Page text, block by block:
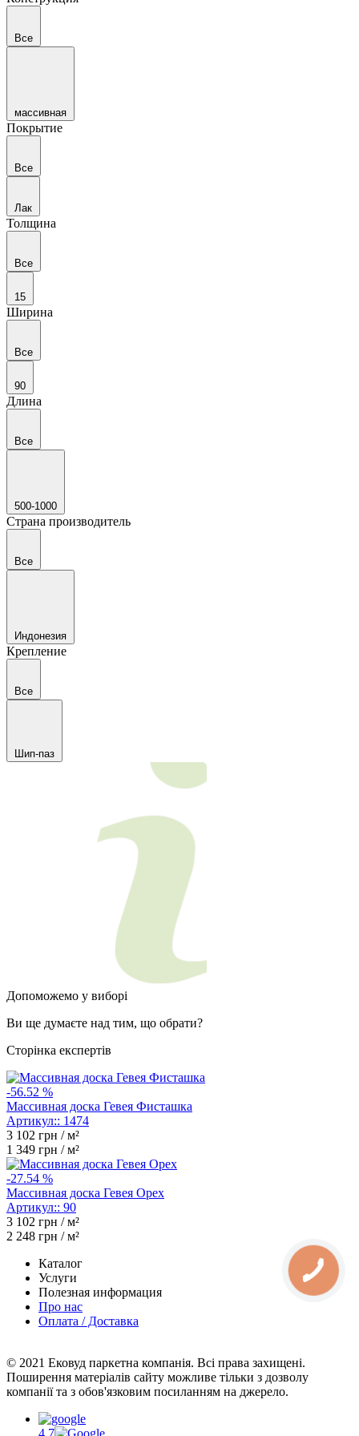
Все
массивная
Покрытие
Все
Лак
Толщина
Все
15
Ширина
Все
90
Длина
Все
500-1000
Страна производитель
Все
Индонезия
Крепление
Все
Шип-паз
Допоможемо у виборі
Ви ще думаєте над тим, що обрати?
Сторінка експертів
-56.52 %
Массивная доска Гевея Фисташка
Артикул:: 1474
3 102 грн / м²
1 349 грн / м²
-27.54 %
Массивная доска Гевея Орех
Артикул:: 90
3 102 грн / м²
2 248 грн / м²
Каталог
Услуги
Полезная информация
Про нас
Оплата / Доставка
© 2021 Ековуд паркетна компанія. Всі права захищені.
Поширення матеріалів сайту можливе тільки з дозволу
компанії та з обов'язковим посиланням на джерело.